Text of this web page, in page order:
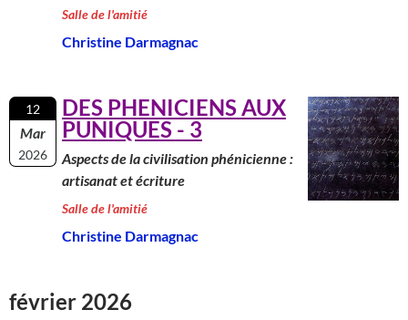
Salle de l'amitié
Christine Darmagnac
12
Mar
2026
DES PHENICIENS AUX
PUNIQUES - 3
Aspects de la civilisation phénicienne :
artisanat et écriture
Salle de l'amitié
Christine Darmagnac
février 2026